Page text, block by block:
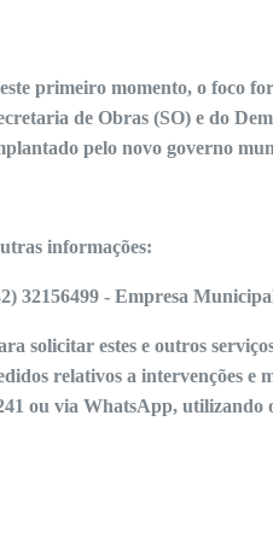
primeiro momento, o foco
de Obras (SO) e do
pelo novo governo
informações:
32156499 - Empresa
solicitar estes e outros
relativos a intervenções e
ou via WhatsApp, utilizando